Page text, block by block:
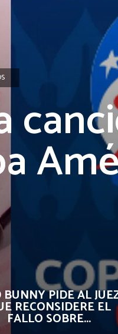
BUNNY PIDE AL
RECONSIDERE EL
FALLO SOBRE...